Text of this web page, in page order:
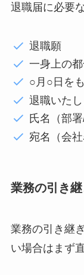
退職届に必要
退職願
一身上の
○月○日を
退職いた
氏名（部
宛名（会
業務の引き
業務の引き継
い場合はまず